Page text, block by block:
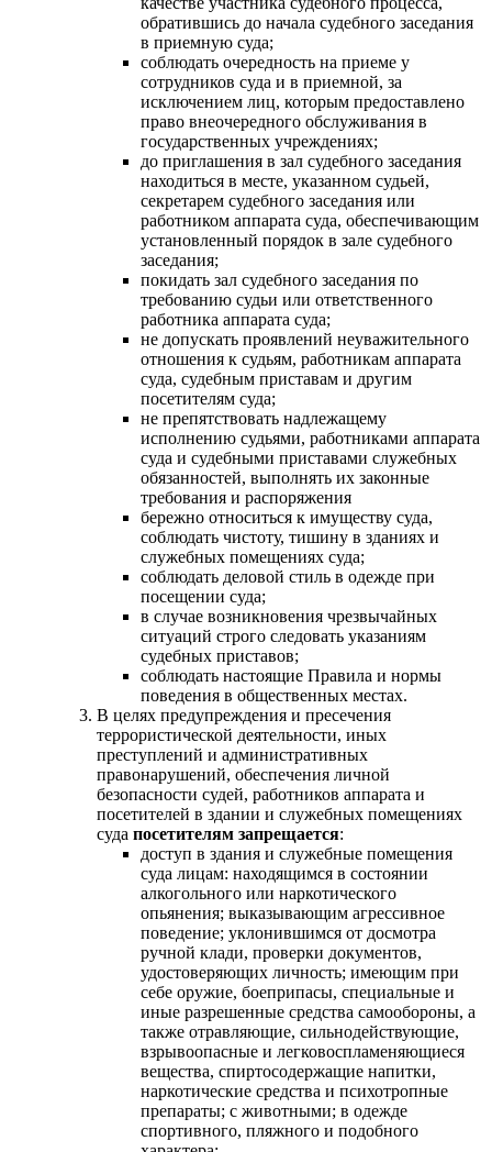
обратившись до начала судебного заседания
в приемную суда;
соблюдать очередность на приеме у
сотрудников суда и в приемной, за
исключением лиц, которым предоставлено
право внеочередного обслуживания в
государственных учреждениях;
до приглашения в зал судебного заседания
находиться в месте, указанном судьей,
секретарем судебного заседания или
работником аппарата суда, обеспечивающим
установленный порядок в зале судебного
заседания;
покидать зал судебного заседания по
требованию судьи или ответственного
работника аппарата суда;
не допускать проявлений неуважительного
отношения к судьям, работникам аппарата
суда, судебным приставам и другим
посетителям суда;
не препятствовать надлежащему
исполнению судьями, работниками аппарата
суда и судебными приставами служебных
обязанностей, выполнять их законные
требования и распоряжения
бережно относиться к имуществу суда,
соблюдать чистоту, тишину в зданиях и
служебных помещениях суда;
соблюдать деловой стиль в одежде при
посещении суда;
в случае возникновения чрезвычайных
ситуаций строго следовать указаниям
судебных приставов;
соблюдать настоящие Правила и нормы
поведения в общественных местах.
В целях предупреждения и пресечения
террористической деятельности, иных
преступлений и административных
правонарушений, обеспечения личной
безопасности судей, работников аппарата и
посетителей в здании и служебных помещениях
суда посетителям запрещается:
доступ в здания и служебные помещения
суда лицам: находящимся в состоянии
алкогольного или наркотического
опьянения; выказывающим агрессивное
поведение; уклонившимся от досмотра
ручной клади, проверки документов,
удостоверяющих личность; имеющим при
себе оружие, боеприпасы, специальные и
иные разрешенные средства самообороны, а
также отравляющие, сильнодействующие,
взрывоопасные и легковоспламеняющиеся
вещества, спиртосодержащие напитки,
наркотические средства и психотропные
препараты; с животными; в одежде
спортивного, пляжного и подобного